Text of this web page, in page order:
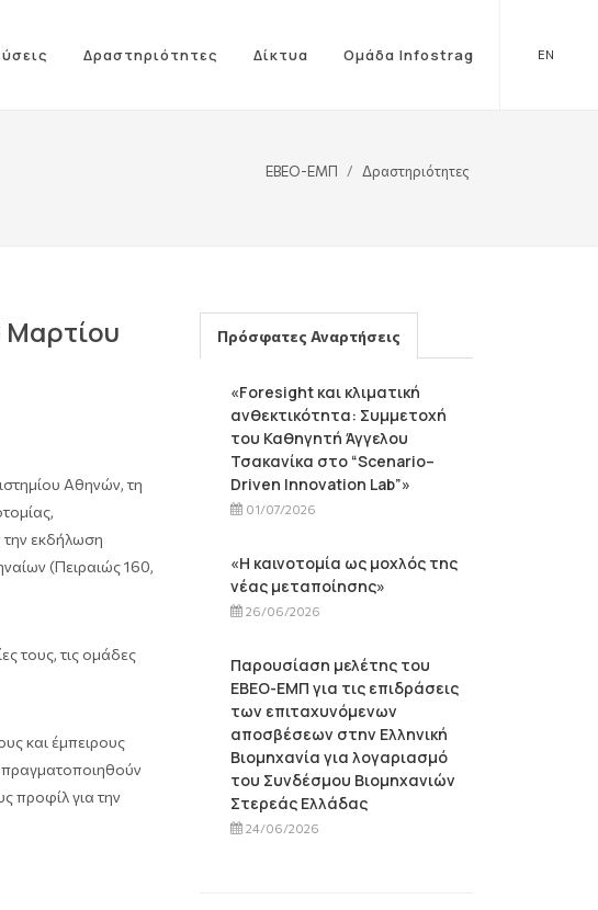
EN
Δραστηριότητες Δίκτυα Ομάδα Infostrag
ΕΒΕΟ-ΕΜΠ Δραστηριότητες
Αθηνών, τη
την εκδήλωση
(Πειραιώς 160,
τους, τις ομάδες
και έμπειρους
πραγματοποιηθούν
προφίλ για την
Πρόσφατες Αναρτήσεις
«Foresight και κλιματική
ανθεκτικότητα: Συμμετοχή
του Καθηγητή Άγγελου
Τσακανίκα στο “Scenario–
Driven Innovation Lab”»
01/07/2026
«Η καινοτομία ως μοχλός της
νέας μεταποίησης»
26/06/2026
Παρουσίαση μελέτης του
ΕΒΕΟ-ΕΜΠ για τις επιδράσεις
των επιταχυνόμενων
αποσβέσεων στην Ελληνική
Βιομηχανία για λογαριασμό
του Συνδέσμου Βιομηχανιών
Στερεάς Ελλάδας
24/06/2026